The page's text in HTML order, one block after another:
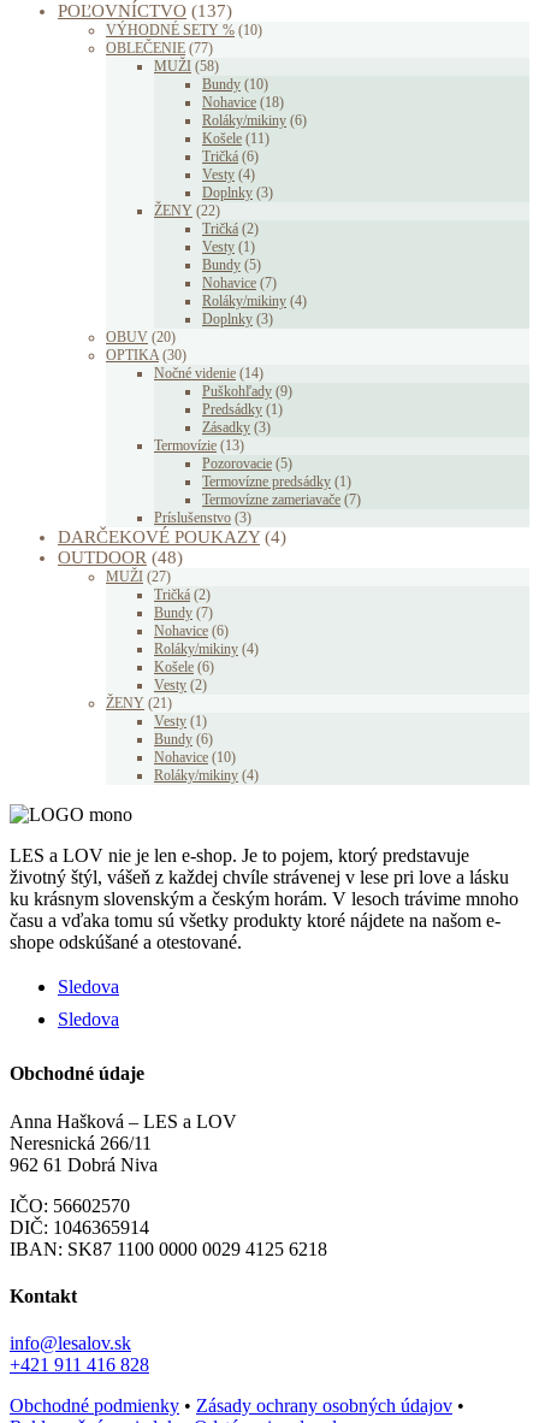
POĽOVNÍCTVO (137)
VÝHODNÉ SETY % (10)
OBLEČENIE (77)
MUŽI (58)
Bundy (10)
Nohavice (18)
Roláky/mikiny (6)
Košele (11)
Tričká (6)
Vesty (4)
Doplnky (3)
ŽENY (22)
Tričká (2)
Vesty (1)
Bundy (5)
Nohavice (7)
Roláky/mikiny (4)
Doplnky (3)
OBUV (20)
OPTIKA(30)
Nočné videnie (14)
Puškohľady (9)
Predsádky (1)
Zásadky (3)
Termovízie (13)
Pozorovacie (5)
Termovízne predsádky (1)
Termovízne zameriavače (7)
Príslušenstvo (3)
DARČEKOVÉ POUKAZY(4)
OUTDOOR (48)
MUŽI (27)
Tričká (2)
Bundy (7)
Nohavice (6)
Roláky/mikiny (4)
Košele (6)
Vesty (2)
ŽENY (21)
Vesty (1)
Bundy (6)
Nohavice (10)
Roláky/mikiny (4)
LES a LOV nie je len e-shop. Je to pojem, ktorý predstavuje
životný štýl, vášeň z každej chvíle strávenej v lese pri love a lásku
ku krásnym slovenským a českým horám. V lesoch trávime mnoho
času a vďaka tomu sú všetky produkty ktoré nájdete na našom e-
shope odskúšané a otestované.
Sledova
Sledova
Obchodné údaje
Anna Hašková – LES a LOV
Neresnická 266/11
962 61 Dobrá Niva
IČO: 56602570
DIČ: 1046365914
IBAN: SK87 1100 0000 0029 4125 6218
Kontakt
info@lesalov.sk
+421 911 416 828
Obchodné podmienky • Zásady ochrany osobných údajov •